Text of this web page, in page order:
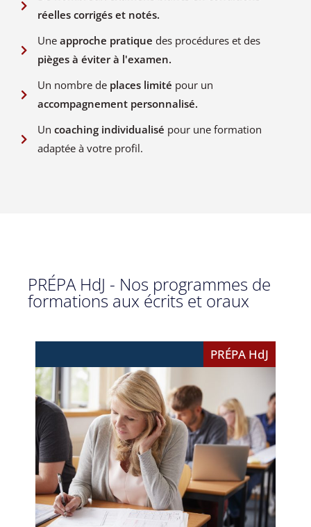
réelles corrigés et notés.
Une approche pratique des procédures et des
pièges à éviter à l'examen.
Un nombre de places limité pour un
accompagnement personnalisé.
Un coaching individualisé pour une formation
adaptée à votre profil.
PRÉPA HdJ - Nos programmes de
formations aux écrits et oraux
PRÉPA HdJ